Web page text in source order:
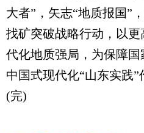
大者”，矢志“地质报国”
找矿突破战略行动，以
代化地质强局，为保障
中国式现代化“山东实践”
(完)